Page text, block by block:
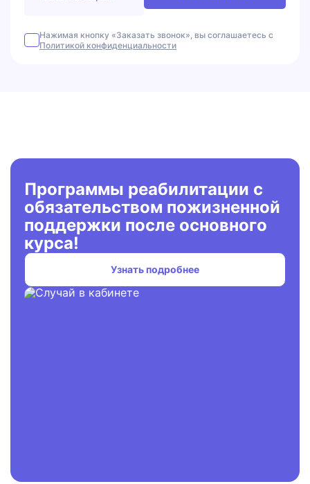
Нажимая кнопку «Заказать звонок», вы соглашаетесь с
Политикой конфиденциальности
Программы реабилитации с
обязательством пожизненной
поддержки после основного
курса!
Узнать подробнее